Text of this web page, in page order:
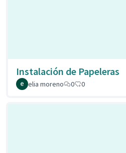
Instalación de Papeleras
elia moreno
0 0